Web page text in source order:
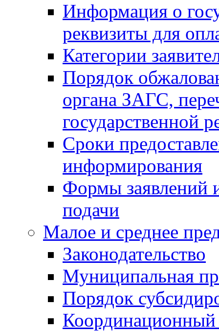
Информация о
реквизиты для
Категории
Порядок
органа ЗАГС,
государственной
Сроки
информирования
Формы заявлений
подачи
Малое и среднее
Законодательство
Муниципальная
Порядок
Координационный